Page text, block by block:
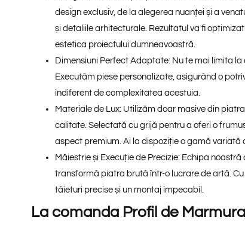
design exclusiv, de la alegerea nuanței și a
și detaliile arhitecturale. Rezultatul va fi optimizat
estetica proiectului dumneavoastră.
Dimensiuni Perfect Adaptate: Nu te mai limita
Executăm piese personalizate, asigurând o
indiferent de complexitatea acestuia.
Materiale de Lux: Utilizăm doar masive din
calitate. Selectată cu grijă pentru a oferi o
aspect premium. Ai la dispoziție o gamă variată
Măiestrie și Execuție de Precizie: Echipa noastră
transformă piatra brută într-o lucrare de artă.
tăieturi precise și un montaj impecabil.
La comanda Profil de